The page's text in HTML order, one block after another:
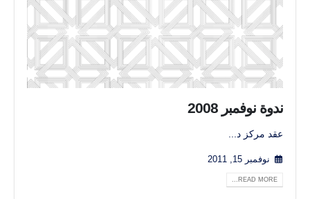
ندوة نوفمبر 2008
عقد مركز د...
نوفمبر 15, 2011
READ MORE...